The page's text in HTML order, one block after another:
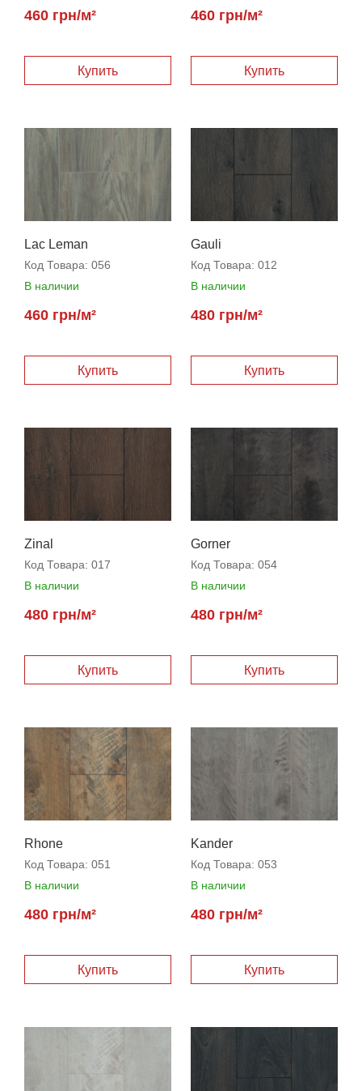
460 грн/м²
Купить
460 грн/м²
Купить
Lac Leman
Код Товара: 056
В наличии
460 грн/м²
Купить
Gauli
Код Товара: 012
В наличии
480 грн/м²
Купить
Zinal
Код Товара: 017
В наличии
480 грн/м²
Купить
Gorner
Код Товара: 054
В наличии
480 грн/м²
Купить
Rhone
Код Товара: 051
В наличии
480 грн/м²
Купить
Kander
Код Товара: 053
В наличии
480 грн/м²
Купить